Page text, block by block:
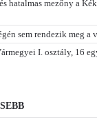
hatalmas mezőny a
sem rendezik meg a
I. osztály, 16